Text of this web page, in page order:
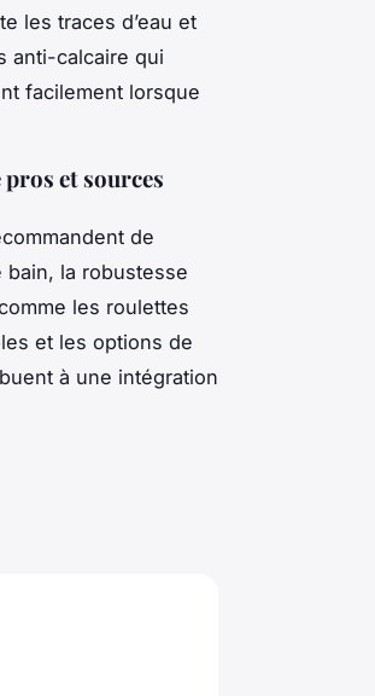
les traces d’eau et
anti-calcaire qui
facilement lorsque
et sources
de
la robustesse
les roulettes
et les options de
à une intégration